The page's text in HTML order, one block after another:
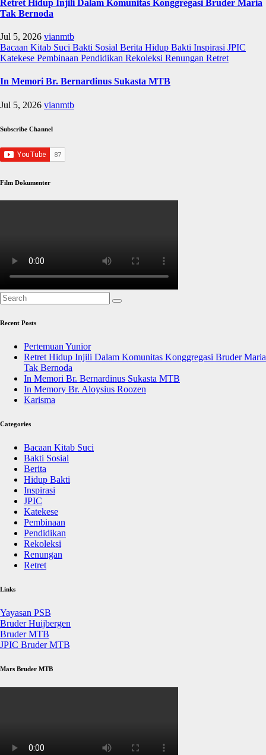
Retret Hidup Injili Dalam Komunitas Konggregasi Bruder Maria
Tak Bernoda
Jul 5, 2026 vianmtb
Bacaan Kitab Suci Bakti Sosial Berita Hidup Bakti Inspirasi JPIC
Katekese Pembinaan Pendidikan Rekoleksi Renungan Retret
In Memori Br. Bernardinus Sukasta MTB
Jul 5, 2026 vianmtb
Subscribe Channel
Film Dokumenter
Recent Posts
Pertemuan Yunior
Retret Hidup Injili Dalam Komunitas Konggregasi Bruder Maria
Tak Bernoda
In Memori Br. Bernardinus Sukasta MTB
In Memory Br. Aloysius Roozen
Karisma
Categories
Bacaan Kitab Suci
Bakti Sosial
Berita
Hidup Bakti
Inspirasi
JPIC
Katekese
Pembinaan
Pendidikan
Rekoleksi
Renungan
Retret
Links
Yayasan PSB
Bruder Huijbergen
Bruder MTB
JPIC Bruder MTB
Mars Bruder MTB